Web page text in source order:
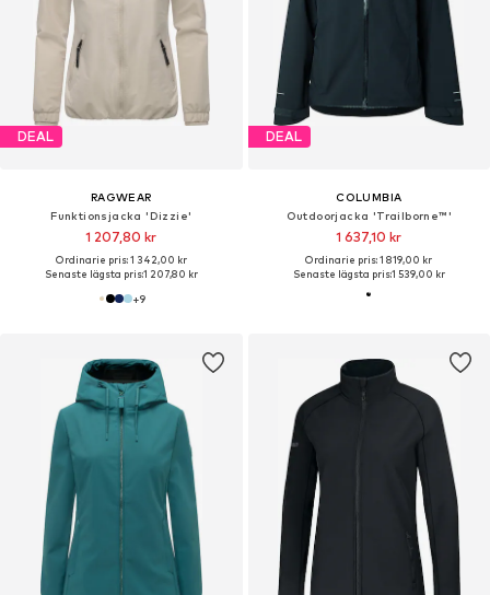
DEAL
RAGWEAR
Funktionsjacka 'Dizzie'
1 207,80 kr
Ordinarie pris: 1 342,00 kr
Senaste lägsta pris:1 207,80 kr
+9
DEAL
COLUMBIA
Outdoorjacka 'Trailborne™'
1 637,10 kr
Ordinarie pris: 1 819,00 kr
Senaste lägsta pris:1 539,00 kr